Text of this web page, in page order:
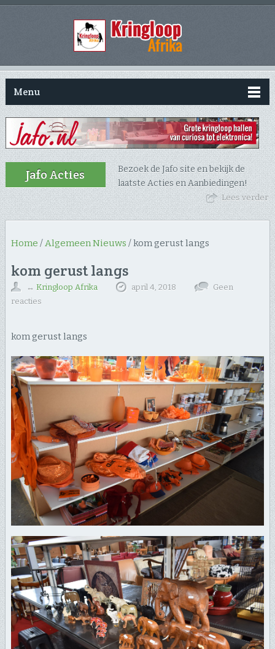
Menu
Jafo Acties
Bezoek de Jafo site en bekijk de
laatste Acties en Aanbiedingen!
Lees verder
Home /Algemeen Nieuws /kom gerust langs
kom gerust langs
↔ Kringloop Afrika april 4, 2018
Geen
reacties
kom gerust langs